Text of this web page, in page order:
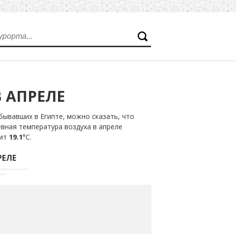
в Египте, можно сказать, что
температура воздуха в апреле
19.1°С.